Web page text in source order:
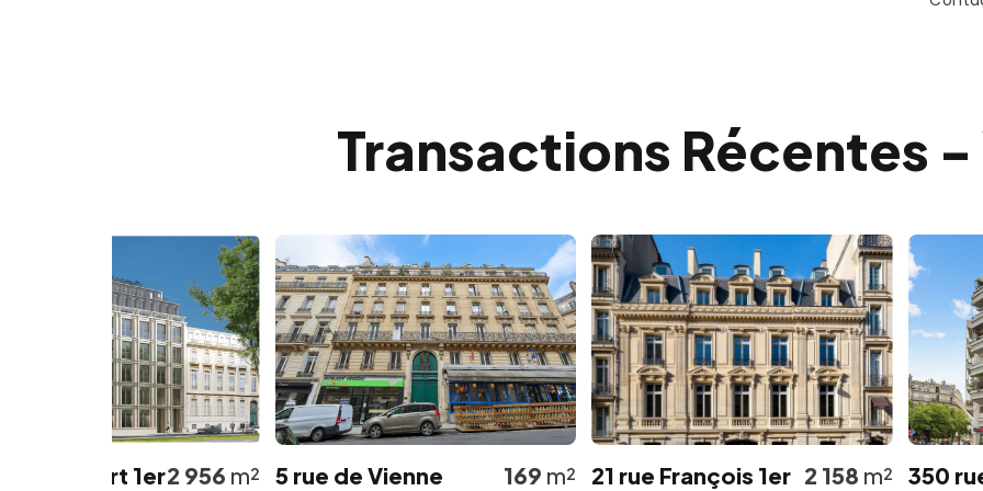
Transactions Récentes
Albert 1er2 956m² 5 rue de Vienne m² 21 rue François 1er 2 158 m² 350 rue de